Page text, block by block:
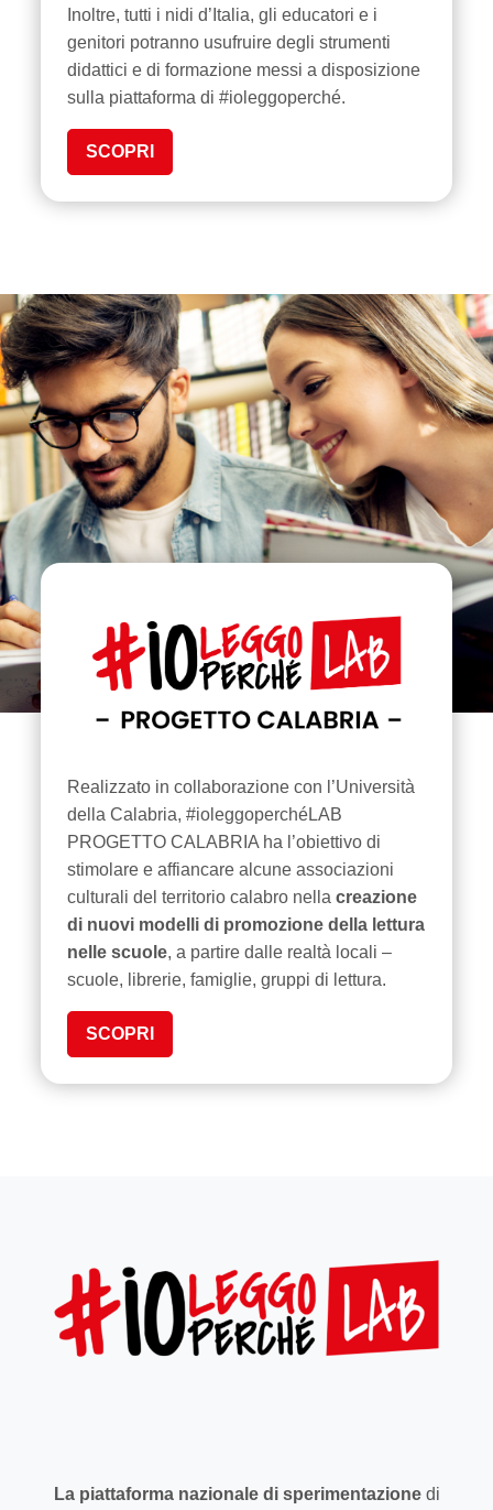
Inoltre, tutti i nidi d’Italia, gli educatori e i
genitori potranno usufruire degli strumenti
didattici e di formazione messi a disposizione
sulla piattaforma di #ioleggoperché.
SCOPRI
Realizzato in collaborazione con l’Università
della Calabria, #ioleggoperchéLAB
PROGETTO CALABRIA ha l’obiettivo di
stimolare e affiancare alcune associazioni
culturali del territorio calabro nella creazione
di nuovi modelli di promozione della lettura
nelle scuole, a partire dalle realtà locali –
scuole, librerie, famiglie, gruppi di lettura.
SCOPRI
La piattaforma nazionale di sperimentazionedi